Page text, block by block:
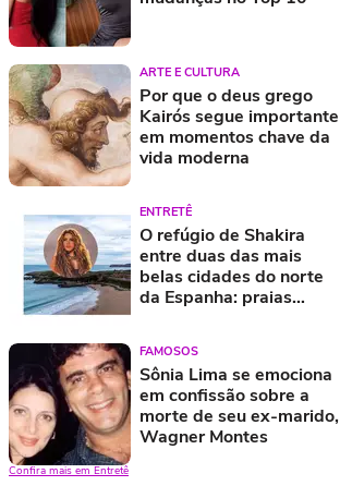
ARTE E CULTURA
Por que o deus grego
Kairós segue importante
em momentos chave da
vida moderna
ENTRETÊ
O refúgio de Shakira
entre duas das mais
belas cidades do norte
da Espanha: praias
mar
FAMOSOS
Sônia Lima se emociona
em confissão sobre a
morte de seu ex-marido,
Wagner Montes
Confira mais em Entretê